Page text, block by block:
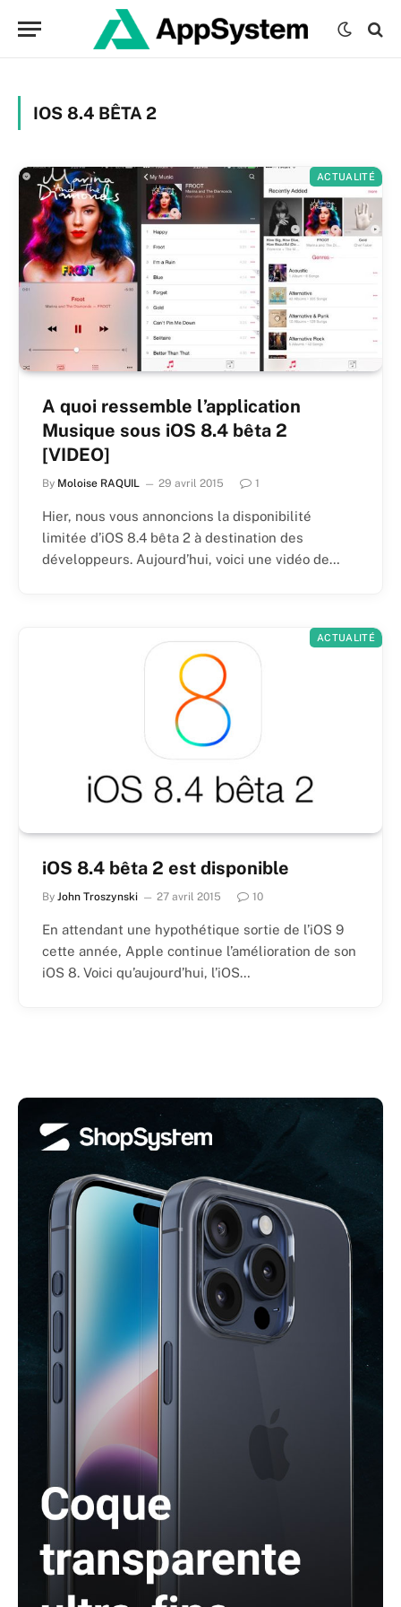
IOS 8.4 BÊTA 2
ACTUALITÉ
A quoi ressemble l’application
Musique sous iOS 8.4 bêta 2
[VIDEO]
By Moloise RAQUIL 29 avril 2015 1
Hier, nous vous annoncions la disponibilité
limitée d’iOS 8.4 bêta 2 à destination des
développeurs. Aujourd’hui, voici une vidéo de…
ACTUALITÉ
iOS 8.4 bêta 2 est disponible
By John Troszynski 27 avril 2015 10
En attendant une hypothétique sortie de l’iOS 9
cette année, Apple continue l’amélioration de son
iOS 8. Voici qu’aujourd’hui, l’iOS…